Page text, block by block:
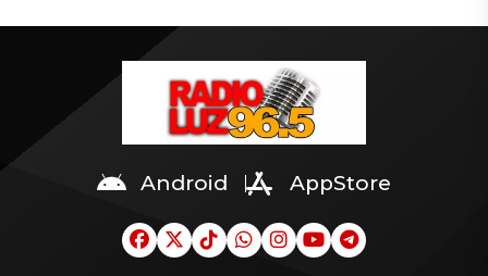
desmontes. Y la
los restos de decenas de
hundidos durante la
Segunda Guerra Mundial.
Android AppStore